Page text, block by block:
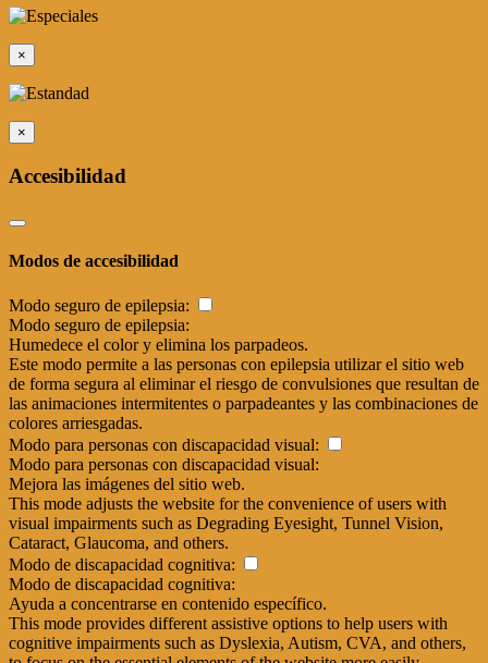
×
×
Accesibilidad
Modos de accesibilidad
Modo seguro de epilepsia:
Modo seguro de epilepsia:
Humedece el color y elimina los parpadeos.
Este modo permite a las personas con epilepsia utilizar el sitio web
de forma segura al eliminar el riesgo de convulsiones que resultan de
las animaciones intermitentes o parpadeantes y las combinaciones de
colores arriesgadas.
Modo para personas con discapacidad visual:
Modo para personas con discapacidad visual:
Mejora las imágenes del sitio web.
This mode adjusts the website for the convenience of users with
visual impairments such as Degrading Eyesight, Tunnel Vision,
Cataract, Glaucoma, and others.
Modo de discapacidad cognitiva:
Modo de discapacidad cognitiva:
Ayuda a concentrarse en contenido específico.
This mode provides different assistive options to help users with
cognitive impairments such as Dyslexia, Autism, CVA, and others,